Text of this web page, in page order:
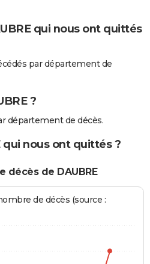
qui nous ont quittés
par département de
?
département de décès.
qui nous ont quittés ?
décès de DAUBRE
de décès (source :